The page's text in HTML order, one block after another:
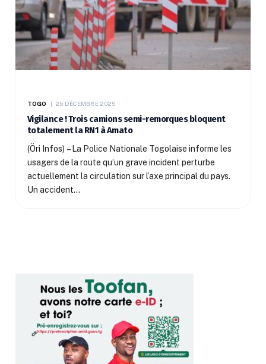
TOGO 25 DÉCEMBRE 2025
Vigilance ! Trois camions semi-remorques bloquent
totalement la RN1 à Amato
(Öri Infos) – La Police Nationale Togolaise informe les
usagers de la route qu’un grave incident perturbe
actuellement la circulation sur l’axe principal du pays.
Un accident…